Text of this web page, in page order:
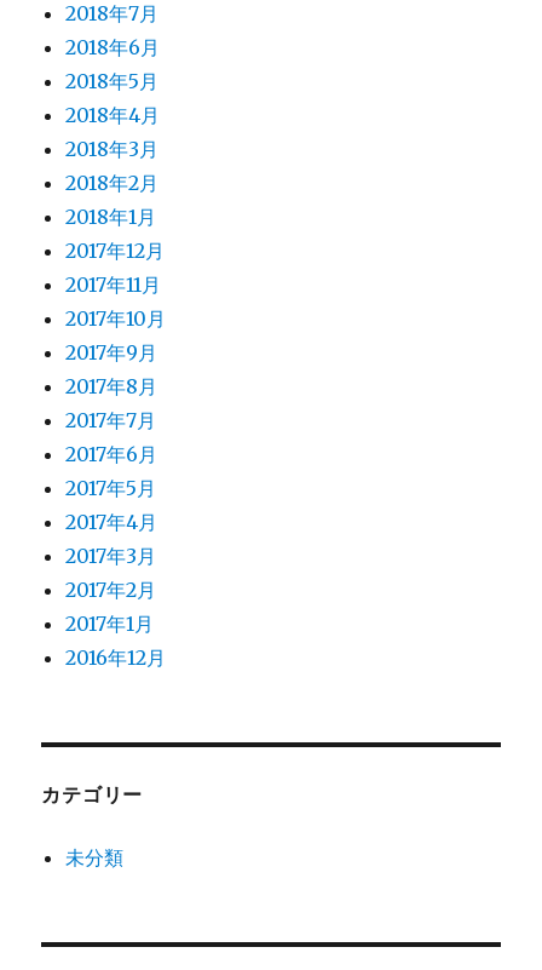
2018年7月
2018年6月
2018年5月
2018年4月
2018年3月
2018年2月
2018年1月
2017年12月
2017年11月
2017年10月
2017年9月
2017年8月
2017年7月
2017年6月
2017年5月
2017年4月
2017年3月
2017年2月
2017年1月
2016年12月
カテゴリー
未分類